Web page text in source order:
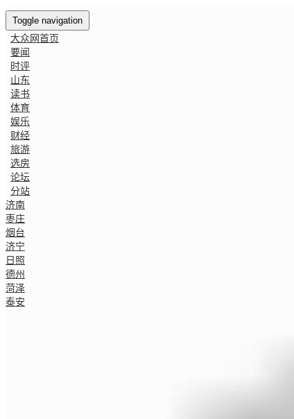
Toggle navigation
大众网首页
要闻
时评
山东
读书
体育
娱乐
财经
旅游
选房
论坛
分站
济南
枣庄
烟台
济宁
日照
德州
菏泽
泰安